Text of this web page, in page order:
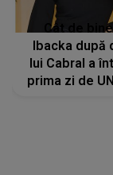
Cât de
Ibacka
lui Cabral a
prima zi de